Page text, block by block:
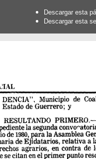
Descargar esta
Descargar esta